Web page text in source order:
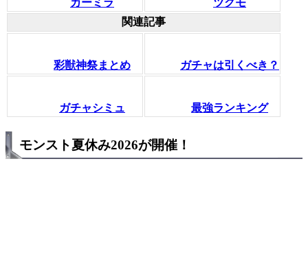
関連記事
彩獣神祭まとめ ガチャは引くべき？
ガチャシミュ 最強ランキング
モンスト夏休み2026が開催！